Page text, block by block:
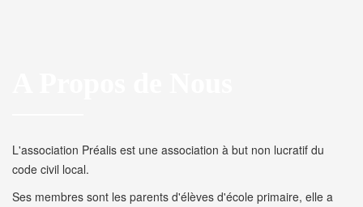
L'association Préalis est une association à but non lucratif du
code civil local.
Ses membres sont les parents d'élèves d'école primaire, elle a